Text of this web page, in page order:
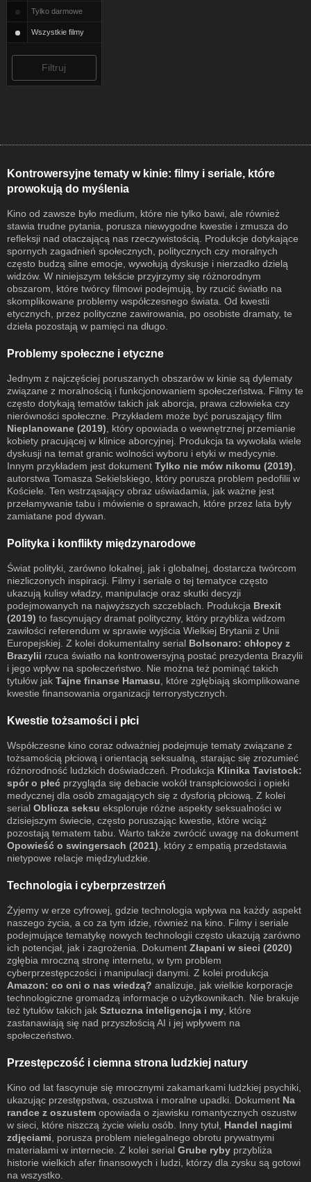
Tylko darmowe
Wszystkie filmy
Kontrowersyjne tematy w kinie: filmy i seriale, które
prowokują do myślenia
Kino od zawsze było medium, które nie tylko bawi, ale również
stawia trudne pytania, porusza niewygodne kwestie i zmusza do
refleksji nad otaczającą nas rzeczywistością. Produkcje dotykające
spornych zagadnień społecznych, politycznych czy moralnych
często budzą silne emocje, wywołują dyskusje i nierzadko dzielą
widzów. W niniejszym tekście przyjrzymy się różnorodnym
obszarom, które twórcy filmowi podejmują, by rzucić światło na
skomplikowane problemy współczesnego świata. Od kwestii
etycznych, przez polityczne zawirowania, po osobiste dramaty, te
dzieła pozostają w pamięci na długo.
Problemy społeczne i etyczne
Jednym z najczęściej poruszanych obszarów w kinie są dylematy
związane z moralnością i funkcjonowaniem społeczeństwa. Filmy te
często dotykają tematów takich jak aborcja, prawa człowieka czy
nierówności społeczne. Przykładem może być poruszający film
Nieplanowane (2019), który opowiada o wewnętrznej przemianie
kobiety pracującej w klinice aborcyjnej. Produkcja ta wywołała wiele
dyskusji na temat granic wolności wyboru i etyki w medycynie.
Innym przykładem jest dokument Tylko nie mów nikomu (2019),
autorstwa Tomasza Sekielskiego, który porusza problem pedofilii w
Kościele. Ten wstrząsający obraz uświadamia, jak ważne jest
przełamywanie tabu i mówienie o sprawach, które przez lata były
zamiatane pod dywan.
Polityka i konflikty międzynarodowe
Świat polityki, zarówno lokalnej, jak i globalnej, dostarcza twórcom
niezliczonych inspiracji. Filmy i seriale o tej tematyce często
ukazują kulisy władzy, manipulacje oraz skutki decyzji
podejmowanych na najwyższych szczeblach. Produkcja Brexit
(2019) to fascynujący dramat polityczny, który przybliża widzom
zawiłości referendum w sprawie wyjścia Wielkiej Brytanii z Unii
Europejskiej. Z kolei dokumentalny serial Bolsonaro: chłopcy z
Brazylii rzuca światło na kontrowersyjną postać prezydenta Brazylii
i jego wpływ na społeczeństwo. Nie można też pominąć takich
tytułów jak Tajne finanse Hamasu, które zgłębiają skomplikowane
kwestie finansowania organizacji terrorystycznych.
Kwestie tożsamości i płci
Współczesne kino coraz odważniej podejmuje tematy związane z
tożsamością płciową i orientacją seksualną, starając się zrozumieć
różnorodność ludzkich doświadczeń. Produkcja Klinika Tavistock:
spór o płeć przygląda się debacie wokół transpłciowości i opieki
medycznej dla osób zmagających się z dysforią płciową. Z kolei
serial Oblicza seksu eksploruje różne aspekty seksualności w
dzisiejszym świecie, często poruszając kwestie, które wciąż
pozostają tematem tabu. Warto także zwrócić uwagę na dokument
Opowieść o swingersach (2021), który z empatią przedstawia
nietypowe relacje międzyludzkie.
Technologia i cyberprzestrzeń
Żyjemy w erze cyfrowej, gdzie technologia wpływa na każdy aspekt
naszego życia, a co za tym idzie, również na kino. Filmy i seriale
podejmujące tematykę nowych technologii często ukazują zarówno
ich potencjał, jak i zagrożenia. Dokument Złapani w sieci (2020)
zgłębia mroczną stronę internetu, w tym problem
cyberprzestępczości i manipulacji danymi. Z kolei produkcja
Amazon: co oni o nas wiedzą? analizuje, jak wielkie korporacje
technologiczne gromadzą informacje o użytkownikach. Nie brakuje
też tytułów takich jak Sztuczna inteligencja i my, które
zastanawiają się nad przyszłością AI i jej wpływem na
społeczeństwo.
Przestępczość i ciemna strona ludzkiej natury
Kino od lat fascynuje się mrocznymi zakamarkami ludzkiej psychiki,
ukazując przestępstwa, oszustwa i moralne upadki. Dokument Na
randce z oszustem opowiada o zjawisku romantycznych oszustw
w sieci, które niszczą życie wielu osób. Inny tytuł, Handel nagimi
zdjęciami, porusza problem nielegalnego obrotu prywatnymi
materiałami w internecie. Z kolei serial Grube ryby przybliża
historie wielkich afer finansowych i ludzi, którzy dla zysku są gotowi
na wszystko.